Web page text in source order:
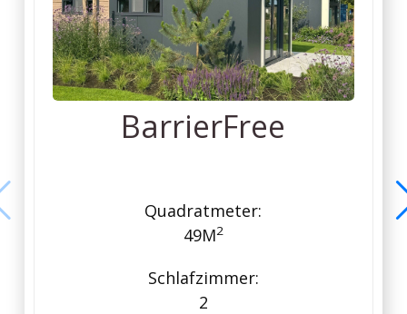
BarrierFree
Quadratmeter:
49M2
Schlafzimmer:
2